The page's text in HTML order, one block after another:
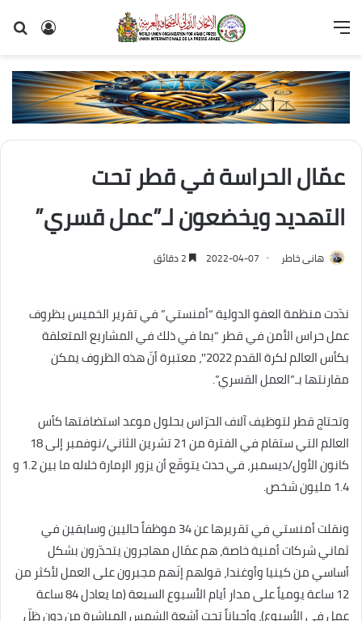
تسجيل
القائمة
عمّال الحراسة في قطر تحت
التهديد ويخضعون لـ”عمل قسري”
هانى خاطر 2022-04-07
ندّدت منظمة العفو الدولية “أمنستي” في تقرير الخميس بظروف
عمل حراس الأمن في قطر “بما في ذلك في المشاريع المتعلقة
بكأس العالم لكرة القدم 2022″، معتبرة أنّ هذه الظروف يمكن
مقارنتها بـ”العمل القسري”.
وتحتاج قطر لتوظيف آلاف الحرّاس بحلول موعد استضافتها كأس
العالم التي ستقام في الفترة من 21 تشرين الثاني/نوفمبر إلى 18
كانون الأول/ديسمبر، في حدث يتوقّع أن يزور الإمارة خلاله ما بين 1.2 و
1.4 مليون شخص.
ونقلت أمنستي في تقريرها عن 34 موظفاً حاليين وسابقين في
ثماني شركات أمنية خاصة، هم عمّال مهاجرون يتحدّرون بشكل
أساسي من كينيا وأوغندا، قولهم إنّهم مجبرون على العمل لأكثر من
12 ساعة يومياً على مدار أيام الأسبوع السبعة (ما يعادل 84 ساعة
عمل في الأسبوع)، وأحياناً تحت أشعة الشمس المباشرة من دون ظلّ